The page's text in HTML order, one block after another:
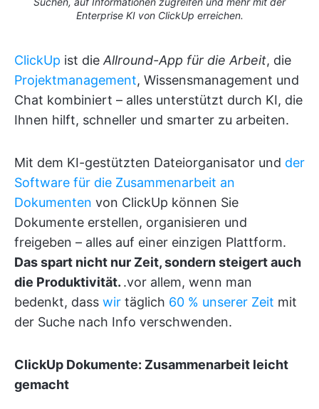
Enterprise KI von ClickUp erreichen.
ClickUp ist dieAllround-App für die Arbeit, die
Projektmanagement, Wissensmanagement und
Chat kombiniert – alles unterstützt durch KI, die
Ihnen hilft, schneller und smarter zu arbeiten.
Mit dem KI-gestützten Dateiorganisator und der
Software für die Zusammenarbeit an
Dokumenten von ClickUp können Sie
Dokumente erstellen, organisieren und
freigeben – alles auf einer einzigen Plattform.
Das spart nicht nur Zeit, sondern steigert auch
die Produktivität. .vor allem, wenn man
bedenkt, dass wir täglich 60 % unserer Zeit mit
der Suche nach Info verschwenden.
ClickUp Dokumente: Zusammenarbeit leicht
gemacht